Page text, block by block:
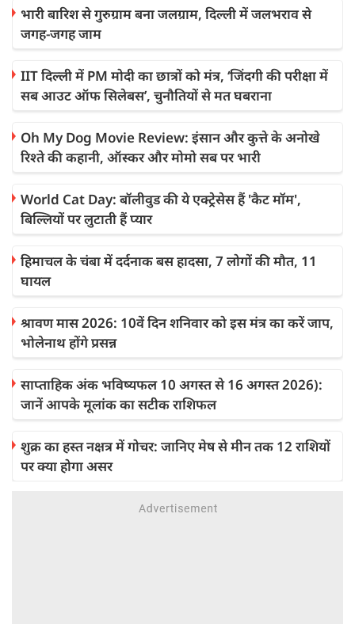
भारी बारिश से गुरुग्राम बना जलग्राम, दिल्ली में जलभराव से
जगह-जगह जाम
IIT दिल्ली में PM मोदी का छात्रों को मंत्र, ‘जिंदगी की परीक्षा में
सब आउट ऑफ सिलेबस’, चुनौतियों से मत घबराना
Oh My Dog Movie Review: इंसान और कुत्ते के अनोखे
रिश्ते की कहानी, ऑस्कर और मोमो सब पर भारी
World Cat Day: बॉलीवुड की ये एक्ट्रेसेस हैं 'कैट मॉम',
बिल्लियों पर लुटाती हैं प्यार
हिमाचल के चंबा में दर्दनाक बस हादसा, 7 लोगों की मौत, 11
घायल
श्रावण मास 2026: 10वें दिन शनिवार को इस मंत्र का करें जाप,
भोलेनाथ होंगे प्रसन्न
साप्ताहिक अंक भविष्यफल 10 अगस्त से 16 अगस्त 2026):
जानें आपके मूलांक का सटीक राशिफल
शुक्र का हस्त नक्षत्र में गोचर: जानिए मेष से मीन तक 12 राशियों
पर क्या होगा असर